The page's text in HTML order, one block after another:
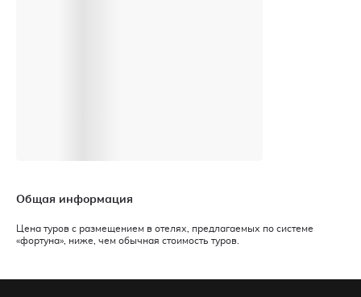
Общая информация
Цена туров c размещением в отелях, предлагаемых по системе
«фортуна», ниже, чем обычная стоимость туров.